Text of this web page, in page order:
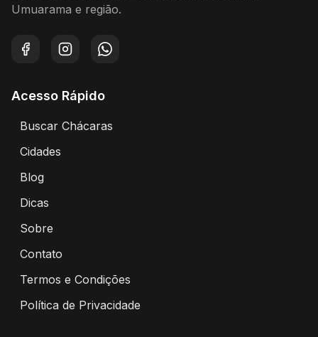
Umuarama e região.
FacebookInstagramWhatsApp
Acesso Rápido
Buscar Chácaras
Cidades
Blog
Dicas
Sobre
Contato
Termos e Condições
Política de Privacidade